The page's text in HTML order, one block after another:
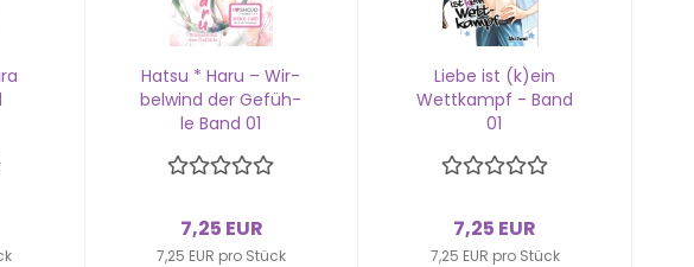
Hatsu * Haru – Wir­
bel­wind der Ge­füh­
le Band 01
7,25 EUR
7,25 EUR pro Stück
Liebe ist (k)ein
Wett­kampf - Band
01
7,25 EUR
7,25 EUR pro Stück